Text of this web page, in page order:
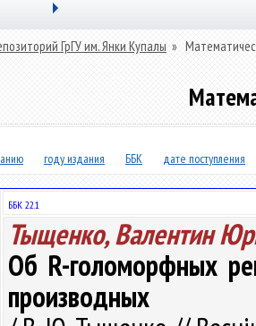
ГрГУ им. Янки Купалы »
году издания ББК дате поступления
ББК 22.1
Тыщенко, Валентин
Об R-голоморфных
производных